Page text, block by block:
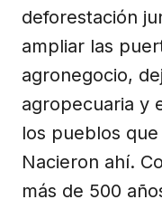
deforestación
ampliar las
agronegocio,
agropecuaria y
los pueblos
Nacieron ahí.
más de 500